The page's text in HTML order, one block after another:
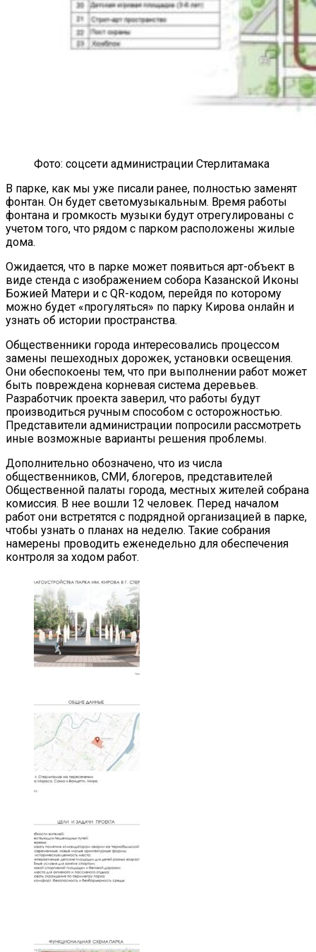
Фото: соцсети администрации Стерлитамака
В парке, как мы уже писали ранее, полностью заменят
фонтан. Он будет светомузыкальным. Время работы
фонтана и громкость музыки будут отрегулированы с
учетом того, что рядом с парком расположены жилые
дома.
Ожидается, что в парке может появиться арт-объект в
виде стенда с изображением собора Казанской Иконы
Божией Матери и с QR-кодом, перейдя по которому
можно будет «прогуляться» по парку Кирова онлайн и
узнать об истории пространства.
Общественники города интересовались процессом
замены пешеходных дорожек, установки освещения.
Они обеспокоены тем, что при выполнении работ может
быть повреждена корневая система деревьев.
Разработчик проекта заверил, что работы будут
производиться ручным способом с осторожностью.
Представители администрации попросили рассмотреть
иные возможные варианты решения проблемы.
Дополнительно обозначено, что из числа
общественников, СМИ, блогеров, представителей
Общественной палаты города, местных жителей собрана
комиссия. В нее вошли 12 человек. Перед началом
работ они встретятся с подрядной организацией в парке,
чтобы узнать о планах на неделю. Такие собрания
намерены проводить еженедельно для обеспечения
контроля за ходом работ.